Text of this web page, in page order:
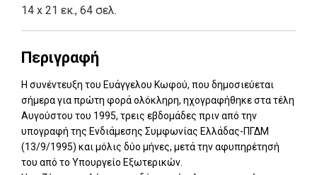
14 x 21 εκ., 64 σελ.
Περιγραφή
H συνέντευξη του Ευάγγελου Κωφού, που δημοσιεύεται
σήμερα για πρώτη φορά ολόκληρη, ηχογραφήθηκε στα τέλη
Αυγούστου του 1995, τρεις εβδομάδες πριν από την
υπογραφή της Ενδιάμεσης Συμφωνίας Ελλάδας-ΠΓΔΜ
(13/9/1995) και μόλις δύο μήνες, μετά την αφυπηρέτησή
του από το Υπουργείο Εξωτερικών.